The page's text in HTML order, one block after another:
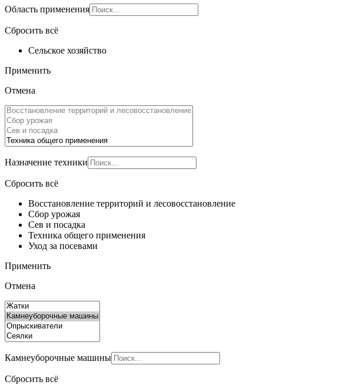
Область применения
Сбросить всё
Сельское хозяйство
Применить
Отмена
Назначение техники
Сбросить всё
Восстановление территорий и лесовосстановление
Сбор урожая
Сев и посадка
Техника общего применения
Уход за посевами
Применить
Отмена
Камнеуборочные машины
Сбросить всё